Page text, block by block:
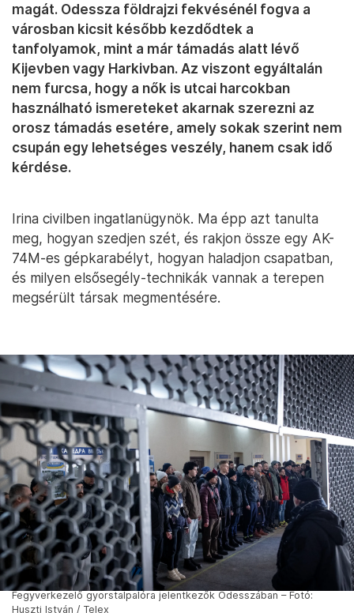
magát. Odessza földrajzi fekvésénél fogva a
városban kicsit később kezdődtek a
tanfolyamok, mint a már támadás alatt lévő
Kijevben vagy Harkivban. Az viszont egyáltalán
nem furcsa, hogy a nők is utcai harcokban
használható ismereteket akarnak szerezni az
orosz támadás esetére, amely sokak szerint nem
csupán egy lehetséges veszély, hanem csak idő
kérdése.
Irina civilben ingatlanügynök. Ma épp azt tanulta
meg, hogyan szedjen szét, és rakjon össze egy AK-
74M-es gépkarabélyt, hogyan haladjon csapatban,
és milyen elsősegély-technikák vannak a terepen
megsérült társak megmentésére.
Fegyverkezelő gyorstalpalóra jelentkezők Odesszában – Fotó:
Huszti István / Telex